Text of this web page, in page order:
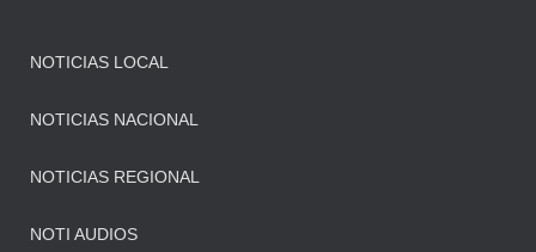
NOTICIAS LOCAL
NOTICIAS NACIONAL
NOTICIAS REGIONAL
NOTI AUDIOS